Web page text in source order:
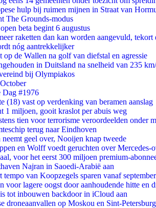
hulp bij ruimen mijnen in Straat van
The Grounds-modus
beta begint 6 augustus
raketten dan kan worden aangevuld, tekort
nóg aantrekkelijker
de Wallen na golf van diefstal en agressie
in Duitsland na snelheid van 235
bij Olympiakos
Dag #1976
(18) vast op verdenking van beramen aanslag
1 miljoen, gooit kraslot per abuis weg
tien voor terrorisme veroordeelden onder
terug naar Eindhoven
geel over, Nooijen knap tweede
en Wolff voedt geruchten over Mercedes-
voor het eerst 300 miljoen premium-
Najran in Saoedi-Arabië aan
van Koopzegels sparen vanaf september
voor lagere oogst door aanhoudende hitte en
tot inbouwen backdoor in iCloud aan
droneaanvallen op Moskou en Sint-Petersburg